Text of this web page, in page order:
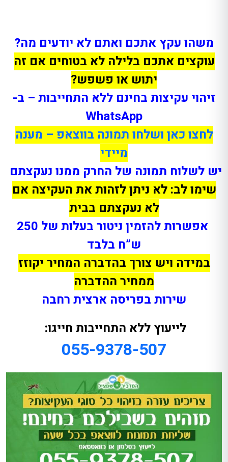
משהו עקץ אתכם ואתם לא יודעים מה?
עוקצים אתכם בלילה לא בטוחים אם זה
יתוש או פשפש?
זיהוי עקיצות בחינם ללא התחייבות – ב-
WhatsApp
לחצו כאן ושלחו תמונה בווצאפ – מענה
מיידי
יש לשלוח תמונה של החרק ממנו נעקצתם
שימו לב: לא ניתן לזהות את העקיצה אם
לא נעקצתם בבית
אפשרות להזמין ניטור בעלות של 250
ש”ח בלבד
במידה ויש צורך בהדברה המחיר יקוזז
ממחיר ההדברה
שירות בפריסה ארצית רחבה
לייעוץ ללא התחייבות חייגו:
055-9378-507